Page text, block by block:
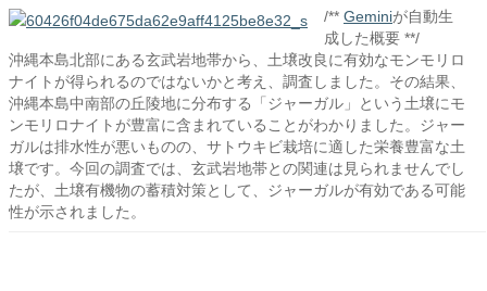
/** Geminiが自動生
成した概要 **/
沖縄本島北部にある玄武岩地帯から、土壌改良に有効なモンモリロ
ナイトが得られるのではないかと考え、調査しました。その結果、
沖縄本島中南部の丘陵地に分布する「ジャーガル」という土壌にモ
ンモリロナイトが豊富に含まれていることがわかりました。ジャー
ガルは排水性が悪いものの、サトウキビ栽培に適した栄養豊富な土
壌です。今回の調査では、玄武岩地帯との関連は見られませんでし
たが、土壌有機物の蓄積対策として、ジャーガルが有効である可能
性が示されました。